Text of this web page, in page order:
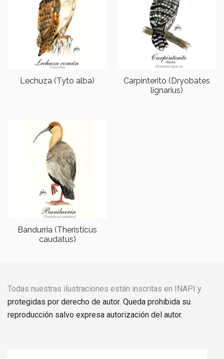
Lechuza (Tyto alba)
Carpinterito (Dryobates
lignarius)
Bandurria (Theristicus
caudatus)
Todas nuestras ilustraciones están inscritas en INAPI y
protegidas por derecho de autor. Queda prohibida su
reproducción salvo expresa autorización del autor.